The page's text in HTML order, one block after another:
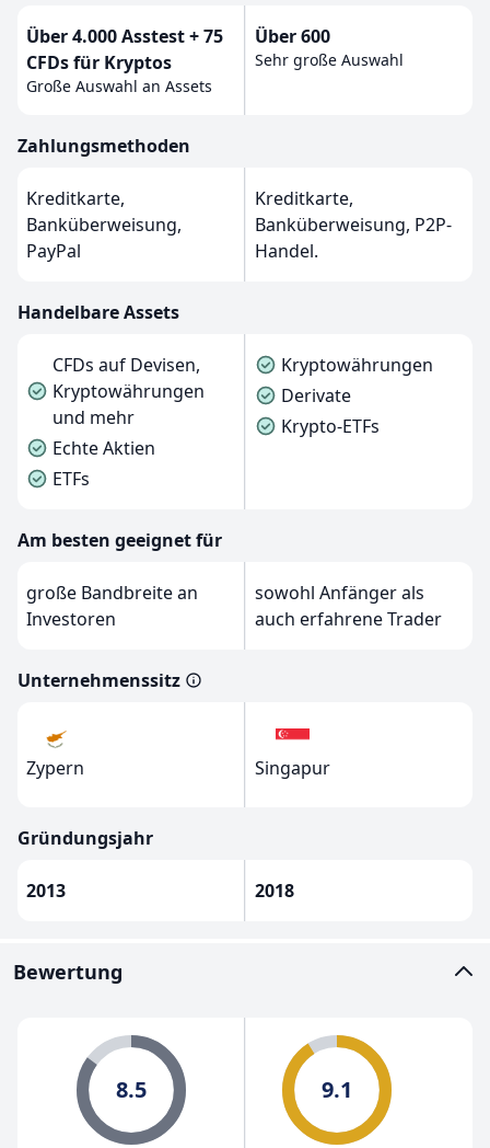
Über 4.000 Asstest + 75
CFDs für Kryptos
Große Auswahl an Assets
Über 600
Sehr große Auswahl
Zahlungsmethoden
Kreditkarte,
Banküberweisung,
PayPal
Kreditkarte,
Banküberweisung, P2P-
Handel.
Handelbare Assets
CFDs auf Devisen,
Kryptowährungen
und mehr
Echte Aktien
ETFs
Kryptowährungen
Derivate
Krypto-ETFs
Am besten geeignet für
große Bandbreite an
Investoren
sowohl Anfänger als
auch erfahrene Trader
Unternehmenssitz
Zypern Singapur
Gründungsjahr
2013 2018
Bewertung
8.5 9.1